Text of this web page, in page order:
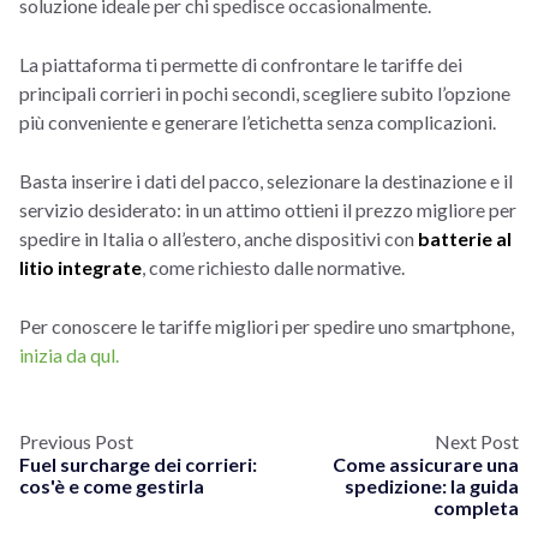
soluzione ideale per chi spedisce occasionalmente.
La piattaforma ti permette di confrontare le tariffe dei
principali corrieri in pochi secondi, scegliere subito l’opzione
più conveniente e generare l’etichetta senza complicazioni.
Basta inserire i dati del pacco, selezionare la destinazione e il
servizio desiderato: in un attimo ottieni il prezzo migliore per
spedire in Italia o all’estero, anche dispositivi con batterie al
litio integrate , come richiesto dalle normative.
Per conoscere le tariffe migliori per spedire uno smartphone,
inizia da qul.
Previous Post
Fuel surcharge dei corrieri:
cos'è e come gestirla
Next Post
Come assicurare una
spedizione: la guida
completa